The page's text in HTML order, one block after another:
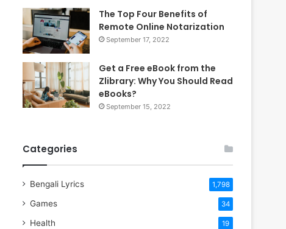
The Top Four Benefits of
Remote Online Notarization
September 17, 2022
Get a Free eBook from the
Zlibrary: Why You Should Read
eBooks?
September 15, 2022
Categories
Bengali Lyrics 1,798
Games 34
Health 19